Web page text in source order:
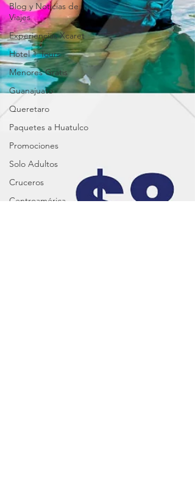
Blog y Noticias de
Viajes
Experiencias Xcaret
Hotel + Tours
Menores Gratis
Guanajuato
Queretaro
Paquetes a Huatulco
Promociones
Solo Adultos
Cruceros
Centroamérica